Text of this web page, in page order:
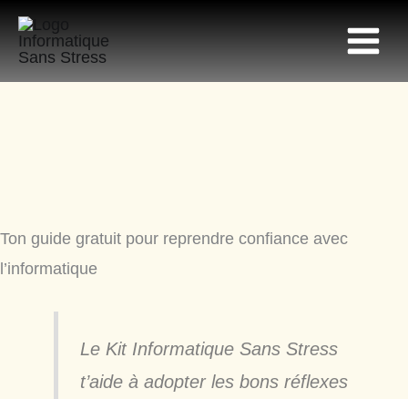
Aller
Ton guide gratuit pour reprendre confiance avec
l’informatique
Le Kit Informatique Sans Stress
t’aide à adopter les bons réflexes